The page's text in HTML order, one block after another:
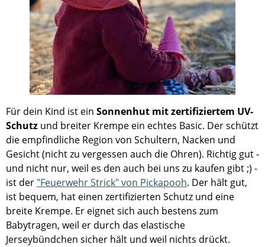
Für dein Kind ist ein Sonnenhut mit zertifiziertem UV-
Schutz und breiter Krempe ein echtes Basic. Der schützt
die empfindliche Region von Schultern, Nacken und
Gesicht (nicht zu vergessen auch die Ohren). Richtig gut -
und nicht nur, weil es den auch bei uns zu kaufen gibt ;) -
ist der "Feuerwehr Strick" von Pickapooh. Der hält gut,
ist bequem, hat einen zertifizierten Schutz und eine
breite Krempe. Er eignet sich auch bestens zum
Babytragen, weil er durch das elastische
Jerseybündchen sicher hält und weil nichts drückt.